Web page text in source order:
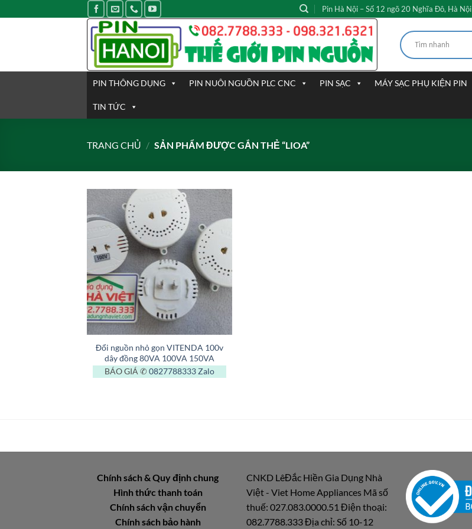
qua
Pin Hà Nội – Số 12 ngõ 20 Nghĩa Đô, Hà Nội
PIN THÔNG DỤNG PIN NUÔI NGUỒN PLC CNC PIN SẠC MÁY SẠC PHỤ KIỆN PIN
TIN TỨC
TRANG CHỦ / SẢN PHẨM ĐƯỢC GẮN THẺ “LIOA”
+
Đổi nguồn nhỏ gọn VITENDA 100v
dây đồng 80VA 100VA 150VA
BÁO GIÁ ✆0827788333 Zalo
Chính sách & Quy định chung
Hình thức thanh toán
Chính sách vận chuyển
Chính sách bảo hành
CNKD LêĐắc Hiền Gia Dụng Nhà
Việt - Viet Home Appliances Mã số
thuế: 027.083.0000.51 Điện thoại:
082.7788.333 Địa chỉ: Số 10-12